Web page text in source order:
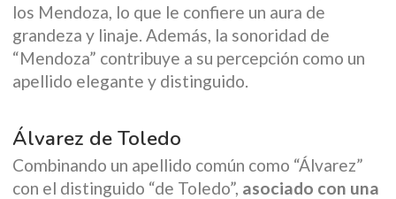
los Mendoza, lo que le confiere un aura de
grandeza y linaje. Además, la sonoridad de
“Mendoza” contribuye a su percepción como un
apellido elegante y distinguido.
Álvarez de Toledo
Combinando un apellido común como “Álvarez”
con el distinguido “de Toledo”, asociado con una